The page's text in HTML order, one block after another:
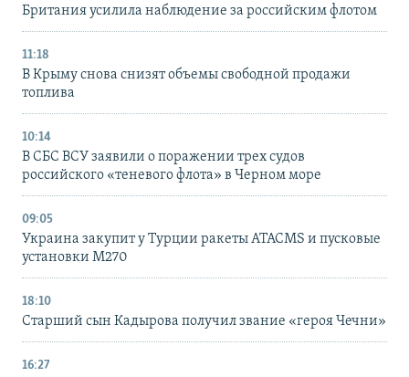
Британия усилила наблюдение за российским флотом
11:18
В Крыму снова снизят объемы свободной продажи
топлива
10:14
В СБС ВСУ заявили о поражении трех судов
российского «теневого флота» в Черном море
09:05
Украина закупит у Турции ракеты ATACMS и пусковые
установки M270
18:10
Старший сын Кадырова получил звание «героя Чечни»
16:27